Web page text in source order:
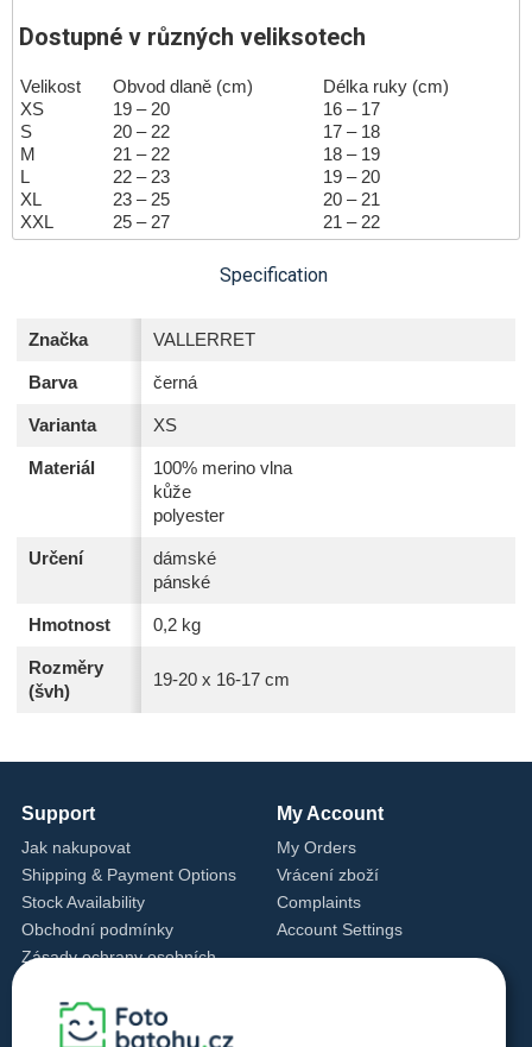
Dostupné v různých veliksotech
Velikost Obvod dlaně (cm)
Délka ruky (cm)
XS
19 – 20
16 – 17
S
20 – 22
17 – 18
M
21 – 22
18 – 19
L
22 – 23
19 – 20
XL
23 – 25
20 – 21
XXL
25 – 27 21 – 22
Specification
Značka VALLERRET
Barva černá
Varianta XS
Materiál
100% merino vlna
kůže
polyester
Určení
dámské
pánské
Hmotnost 0,2 kg
Rozměry
(švh)
19-20 x 16-17 cm
Support
Jak nakupovat
Shipping & Payment Options
Stock Availability
Obchodní podmínky
Zásady ochrany osobních
Cookie Settings
Cookie Policy
My Account
My Orders
Vrácení zboží
Complaints
Account Settings